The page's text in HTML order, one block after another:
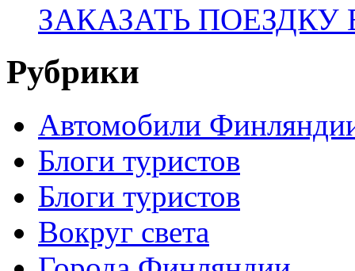
ЗАКАЗАТЬ
Рубрики
Автомобили
Блоги туристов
Блоги туристов
Вокруг света